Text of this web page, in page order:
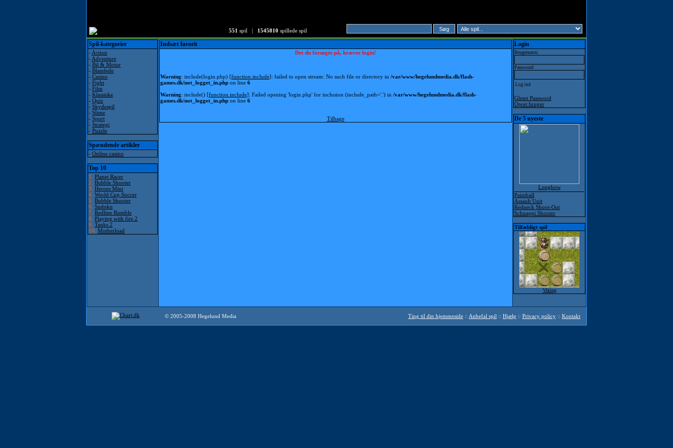
551 spil | 1545810 spillede spil
Spil-kategorier
- Action
- Adventure
- Bil & Motor
- Blandede
- Casino
- Fight
- Film
- Klassiske
- Quiz
- Skydespil
- Slime
- Sport
- Strategi
- Puzzle
Spændende artikler
- Online casino
Top 10
1.
Planet Racer
2. Bubble Shooter
3. Heroes Mini
4. World Cup Soccer
5. Bubble Shooter
6. Sudoku
7. Redline Rumble
8. Playing with fire 2
9. Tanks 2
10. Motherload
Indsæt favorit
Det du forsøgte på, kræver login!
Warning: include(login.php) [function.include]: failed to open stream: No such file or directory in /var/www/hegelundmedia.dk/flash-
games.dk/not_logget_in.php on line 6
Warning: include() [function.include]: Failed opening 'login.php' for inclusion (include_path='.') in /var/www/hegelundmedia.dk/flash-
games.dk/not_logget_in.php on line 6
Tilbage
Login
Brugernavn:
Password:
Glemt Password
Opret bruger
De 5 nyeste
Longbow
Paintball
Assault Unit
Redneck Shoot-Out
Schnappi Shooter
Tilfældigt spil
Viking
© 2005-2008 Hegelund Media Ting til din hjemmeside :: Anbefal spil :: Hjælp :: Privacy policy :: Kontakt